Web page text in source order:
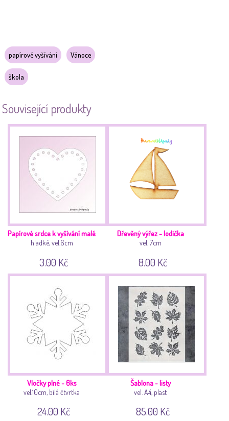
papírové vyšívání Vánoce
škola
Související produkty
Papírové srdce k vyšívání malé
hladké, vel.6cm
3.00 Kč
Dřevěný výřez - lodička
vel. 7cm
8.00 Kč
Vločky plné - 6ks
vel.10cm, bílá čtvrtka
24.00 Kč
Šablona - listy
vel. A4, plast
85.00 Kč